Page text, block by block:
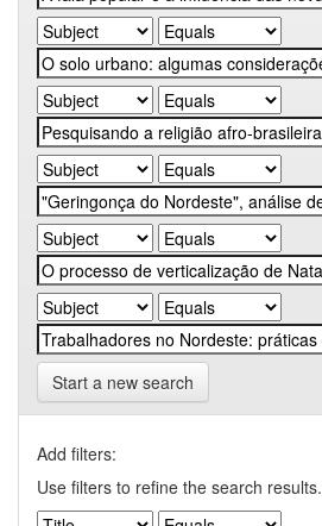
Start a new search
Add filters:
Use filters to refine the search results.